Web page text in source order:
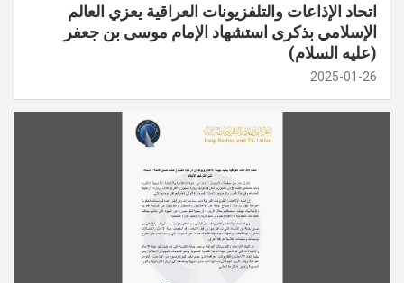
اتحاد الإذاعات والتلفزيونات العراقية يعزي العالم
الإسلامي بذكرى استشهاد الإمام موسى بن جعفر
(عليه السلام)
2025-01-26